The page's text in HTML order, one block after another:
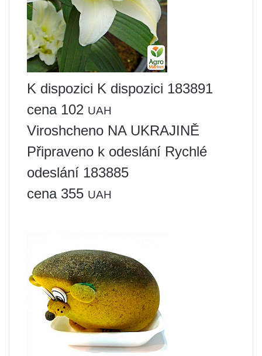
K dispozici K dispozici 183891
cena 102 UAH
Viroshcheno NA UKRAJINĚ
Připraveno k odeslání Rychlé
odeslání 183885
cena 355 UAH